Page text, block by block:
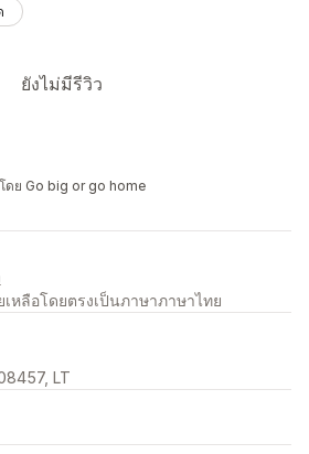
ยังไม่มีรีวิว
ดย Go big or go home
หลือโดยตรงเป็นภาษาภาษาไทย
LT